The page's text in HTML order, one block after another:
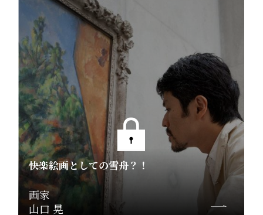
快楽絵画としての雪舟？！
画家
山口 晃